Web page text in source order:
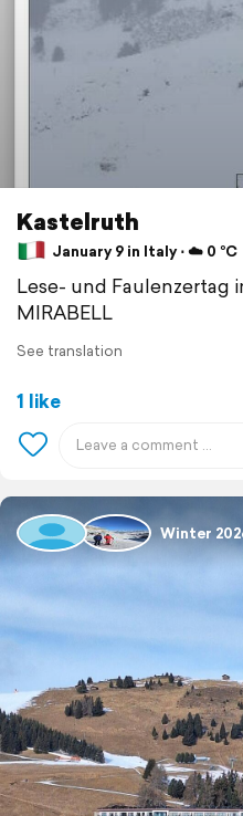
Kastelruth
January 9 in Italy ⋅ ☁️ 0 °C
Lese- und Faulenzertag
MIRABELL
See translation
1 like
Winter